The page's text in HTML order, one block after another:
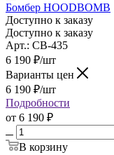
Бомбер HOODBOMB
Доступно к заказу
Доступно к заказу
Арт.: CB-435
6 190 ₽/шт
Варианты цен
6 190 ₽/шт
Подробности
от 6 190 ₽
В корзину